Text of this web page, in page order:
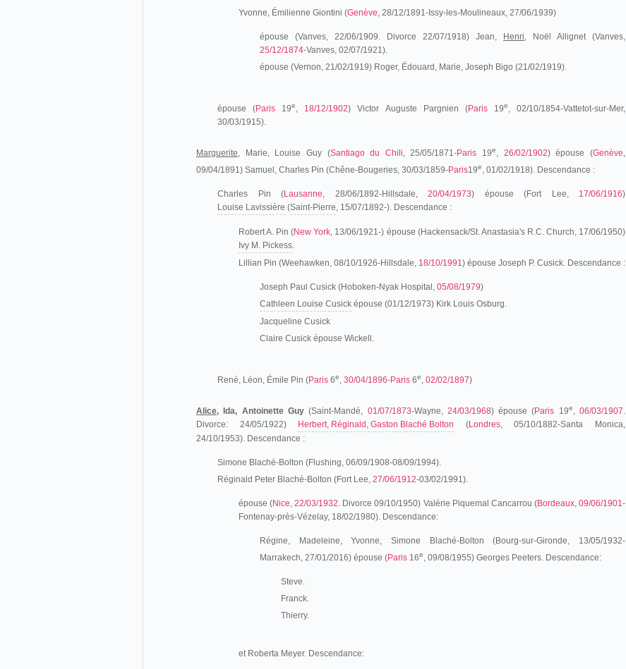
Yvonne, Émilienne Giontini (Genève, 28/12/1891-Issy-les-Moulineaux, 27/06/1939)
épouse (Vanves, 22/06/1909. Divorce 22/07/1918) Jean, Henri, Noël Allignet (Vanves,
25/12/1874-Vanves, 02/07/1921).
épouse (Vernon, 21/02/1919) Roger, Édouard, Marie, Joseph Bigo (21/02/1919).
épouse (Paris 19e, 18/12/1902) Victor Auguste Pargnien (Paris19e, 02/10/1854-Vattetot-sur-Mer,
30/03/1915).
Marguerite, Marie, Louise Guy (Santiago du Chili, 25/05/1871-Paris 19e, 26/02/1902) épouse (Genève,
09/04/1891) Samuel, Charles Pin (Chêne-Bougeries, 30/03/1859-Paris19e, 01/02/1918). Descendance :
Charles Pin (Lausanne, 28/06/1892-Hillsdale, 20/04/1973) épouse (Fort Lee, 17/06/1916)
Louise Lavissière (Saint-Pierre, 15/07/1892-). Descendance :
Robert A. Pin (New York, 13/06/1921-) épouse (Hackensack/St. Anastasia's R.C. Church, 17/06/1950)
Ivy M. Pickess.
Lillian Pin (Weehawken, 08/10/1926-Hillsdale, 18/10/1991) épouse Joseph P. Cusick. Descendance :
Joseph Paul Cusick (Hoboken-Nyak Hospital, 05/08/1979)
Cathleen Louise Cusick épouse (01/12/1973) Kirk Louis Osburg.
Jacqueline Cusick
Claire Cusick épouse Wickell.
René, Léon, Émile Pin (Paris 6e, 30/04/1896-Paris 6e, 02/02/1897)
Alice, Ida, Antoinette Guy(Saint-Mandé, 01/07/1873-Wayne, 24/03/1968)épouse (Paris 19e,06/03/1907.
Divorce: 24/05/1922)
Herbert, Réginald, Gaston Blaché Bolton (Londres, 05/10/1882-Santa Monica,
24/10/1953). Descendance :
Simone Blaché-Bolton (Flushing, 06/09/1908-08/09/1994).
Réginald Peter Blaché-Bolton (Fort Lee, 27/06/1912-03/02/1991).
épouse (Nice,22/03/1932. Divorce 09/10/1950) Valérie Piquemal Cancarrou (Bordeaux,09/06/1901-
Fontenay-près-Vézelay, 18/02/1980). Descendance:
Régine, Madeleine, Yvonne, Simone Blaché-Bolton (Bourg-sur-Gironde, 13/05/1932-
Marrakech, 27/01/2016) épouse (Paris 16e, 09/08/1955) Georges Peeters. Descendance:
Steve.
Franck.
Thierry.
et Roberta Meyer. Descendance: